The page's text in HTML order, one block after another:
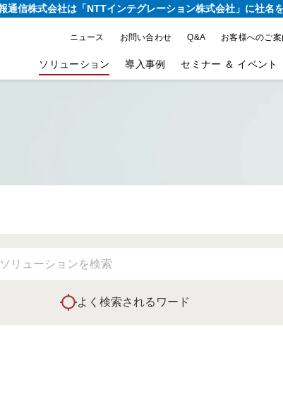
通信株式会社は「NTTインテグレーション株式会社」に社名
ニュース お問い合わせ Q&A お客様へのご
ソリューション 導入事例 セミナー ＆ イベント
よく検索されるワード